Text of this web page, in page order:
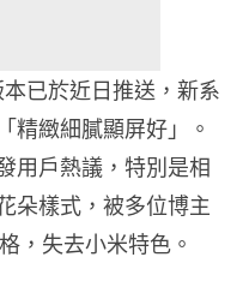
已於近日推送，新系
精緻細膩顯屏好」。
用戶熱議，特別是相
朵樣式，被多位博主
，失去小米特色。